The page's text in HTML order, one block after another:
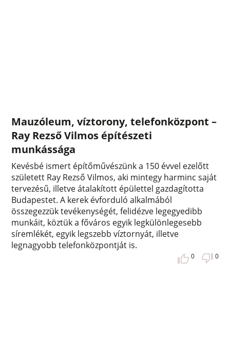
Mauzóleum, víztorony, telefonközpont –
Ray Rezső Vilmos építészeti
munkássága
Kevésbé ismert építőművészünk a 150 évvel ezelőtt
született Ray Rezső Vilmos, aki mintegy harminc saját
tervezésű, illetve átalakított épülettel gazdagította
Budapestet. A kerek évforduló alkalmából
összegezzük tevékenységét, felidézve legegyedibb
munkáit, köztük a főváros egyik legkülönlegesebb
síremlékét, egyik legszebb víztornyát, illetve
legnagyobb telefonközpontját is.
0 0